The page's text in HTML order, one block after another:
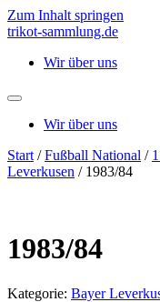
Zum Inhalt springen
trikot-sammlung.de
Wir über uns
Wir über uns
Start /Fußball National /
Leverkusen / 1983/84
1983/84
Kategorie: Bayer